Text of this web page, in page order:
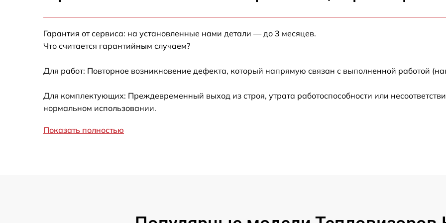
Ремонт встроенного дальнометра и
других устройств
Замена микросхемы логики от 60 мин
Замена ключей управления от 60 мин
Ремонт цепи питания
Гарантия от сервиса: на установленные нами детали — до 3 месяцев.
Что считается гарантийным случаем?
Для работ: Повторное возникновение дефекта, который напрямую связан с выполненной работой
Для комплектующих: Преждевременный выход из строя, утрата работоспособности или
нормальном использовании.
Показать полностью